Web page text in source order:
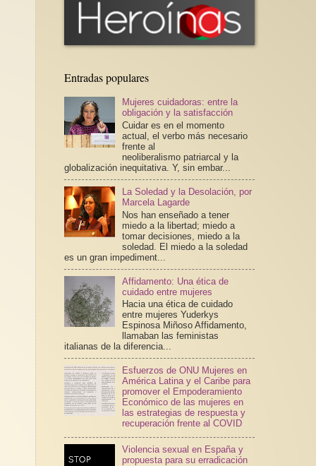
Entradas populares
Mujeres cuidadoras: entre la
obligación y la satisfacción
Cuidar es en el momento
actual, el verbo más necesario
frente al
neoliberalismo patriarcal y la
globalización inequitativa. Y, sin embar...
La Soledad y la Desolación, por
Marcela Lagarde
Nos han enseñado a tener
miedo a la libertad; miedo a
tomar decisiones, miedo a la
soledad. El miedo a la soledad
es un gran impediment...
Affidamento: Una ética de
cuidado entre mujeres
Hacia una ética de cuidado
entre mujeres Yuderkys
Espinosa Miñoso Affidamento,
llamaban las feministas
italianas de la diferencia...
Esfuerzos de ONU Mujeres en
América Latina y el Caribe para
promover el Empoderamiento
Económico de las mujeres en
las estrategias de respuesta y
recuperación frente al COVID
Violencia sexual en España y
propuesta para su erradicación